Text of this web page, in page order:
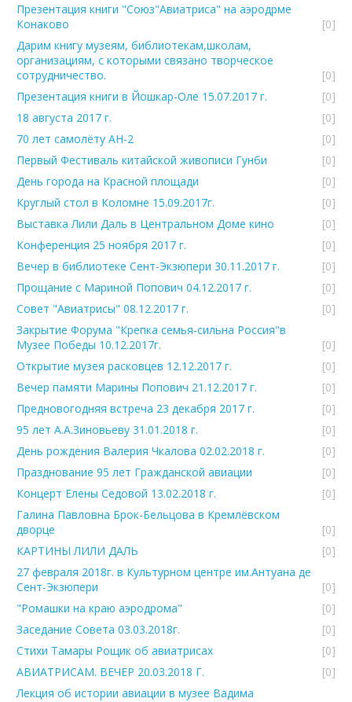
Презентация книги "Союз"Авиатриса" на аэродрме
Конаково
[0]
Дарим книгу музеям, библиотекам,школам,
организациям, с которыми связано творческое
сотрудничество.
[0]
Презентация книги в Йошкар-Оле 15.07.2017 г.
[0]
18 августа 2017 г.
[0]
70 лет самолёту АН-2
[0]
Первый Фестиваль китайской живописи Гунби
[0]
День города на Красной площади
[0]
Круглый стол в Коломне 15.09.2017г.
[0]
Выставка Лили Даль в Центральном Доме кино
[0]
Конференция 25 ноября 2017 г.
[0]
Вечер в библиотеке Сент-Экзюпери 30.11.2017 г.
[0]
Прощание с Мариной Попович 04.12.2017 г.
[0]
Совет "Авиатрисы" 08.12.2017 г.
[0]
Закрытие Форума "Крепка семья-сильна Россия"в
Музее Победы 10.12.2017г.
[0]
Открытие музея расковцев 12.12.2017 г.
[0]
Вечер памяти Марины Попович 21.12.2017 г.
[0]
Предновогодняя встреча 23 декабря 2017 г.
[0]
95 лет А.А.Зиновьеву 31.01.2018 г.
[0]
День рождения Валерия Чкалова 02.02.2018 г.
[0]
Празднование 95 лет Гражданской авиации
[0]
Концерт Елены Седовой 13.02.2018 г.
[0]
Галина Павловна Брок-Бельцова в Кремлёвском
дворце
[0]
КАРТИНЫ ЛИЛИ ДАЛЬ
[0]
27 февраля 2018г. в Культурном центре им.Антуана де
Сент-Экзюпери
[0]
"Ромашки на краю аэродрома"
[0]
Заседание Совета 03.03.2018г.
[0]
Стихи Тамары Рощик об авиатрисах
[0]
АВИАТРИСАМ. ВЕЧЕР 20.03.2018 Г.
[0]
Лекция об истории авиации в музее Вадима